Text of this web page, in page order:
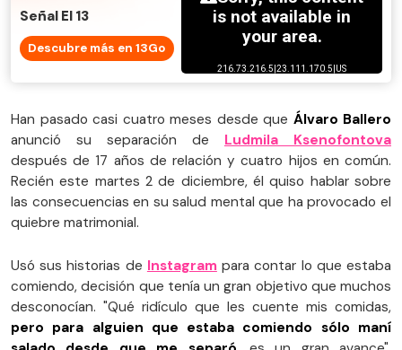
Señal El 13
Descubre más en 13Go
Han pasado casi cuatro meses desde que Álvaro Ballero
anunció su separación de Ludmila Ksenofontova
después de 17 años de relación y cuatro hijos en común.
Recién este martes 2 de diciembre, él quiso hablar sobre
las consecuencias en su salud mental que ha provocado el
quiebre matrimonial.
Usó sus historias de Instagram para contar lo que estaba
comiendo, decisión que tenía un gran objetivo que muchos
desconocían. "Qué ridículo que les cuente mis comidas,
pero para alguien que estaba comiendo sólo maní